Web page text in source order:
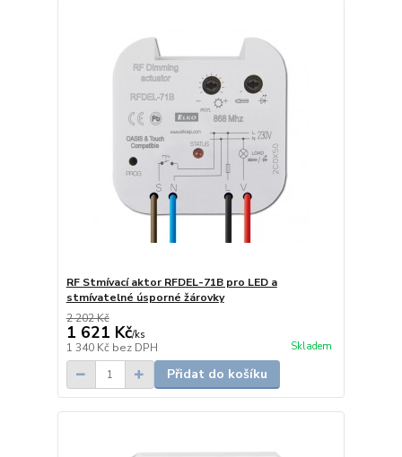
RF Stmívací aktor RFDEL-71B pro LED a
stmívatelné úsporné žárovky
2 202 Kč
1 621 Kč/ks
1 340 Kč bez DPH Skladem
Přidat do košíku